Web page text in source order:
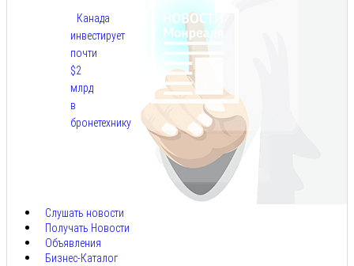
Канада
инвестирует
почти
$2
млрд
в
бронетехнику
Слушать новости
Получать Новости
Объявления
Бизнес-Каталог